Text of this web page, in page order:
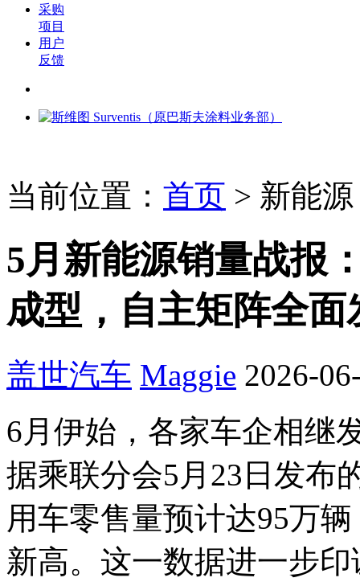
采购
项目
用户
反馈
当前位置： 首页 > 新能源
5月新能源销量战报
成型，自主矩阵全面
盖世汽车 Maggie 2026-
6月伊始，各家车企相继
据乘联分会5月23日发布
用车零售量预计达95万
新高。这一数据进一步